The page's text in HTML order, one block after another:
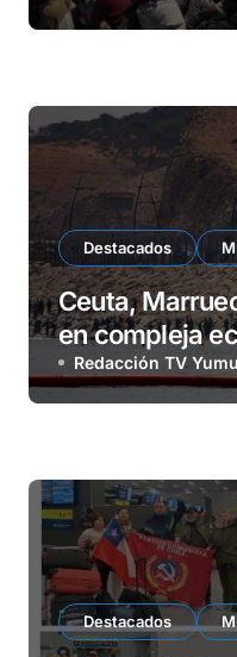
Destacados
Ceuta,
en compleja
Redacción TV
Destacados